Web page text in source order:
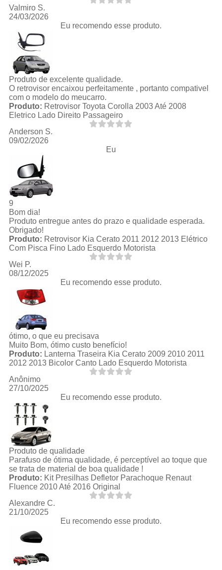
Valmiro S.
24/03/2026
Eu recomendo esse produto.
Produto de excelente qualidade.
O retrovisor encaixou perfeitamente , portanto compativel
com o modelo do meucarro.
Produto: Retrovisor Toyota Corolla 2003 Até 2008
Eletrico Lado Direito Passageiro
Anderson S.
09/02/2026
Eu
9
Bom dia!
Produto entregue antes do prazo e qualidade esperada.
Obrigado!
Produto: Retrovisor Kia Cerato 2011 2012 2013 Elétrico
Com Pisca Fino Lado Esquerdo Motorista
Wei P.
08/12/2025
Eu recomendo esse produto.
ótimo, o que eu precisava
Muito Bom, ótimo custo benefício!
Produto: Lanterna Traseira Kia Cerato 2009 2010 2011
2012 2013 Bicolor Canto Lado Esquerdo Motorista
Anônimo
27/10/2025
Eu recomendo esse produto.
Produto de qualidade
Parafuso de ótima qualidade, é perceptível ao toque que
se trata de material de boa qualidade !
Produto: Kit Presilhas Defletor Parachoque Renaut
Fluence 2010 Até 2016 Original
Alexandre C.
21/10/2025
Eu recomendo esse produto.